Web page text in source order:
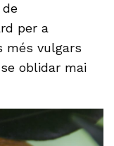
per a
més vulgars
oblidar mai